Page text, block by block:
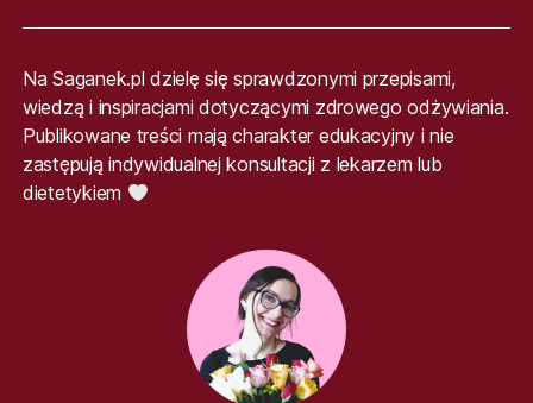
Na Saganek.pl dzielę się sprawdzonymi przepisami,
wiedzą i inspiracjami dotyczącymi zdrowego odżywiania.
Publikowane treści mają charakter edukacyjny i nie
zastępują indywidualnej konsultacji z lekarzem lub
dietetykiem